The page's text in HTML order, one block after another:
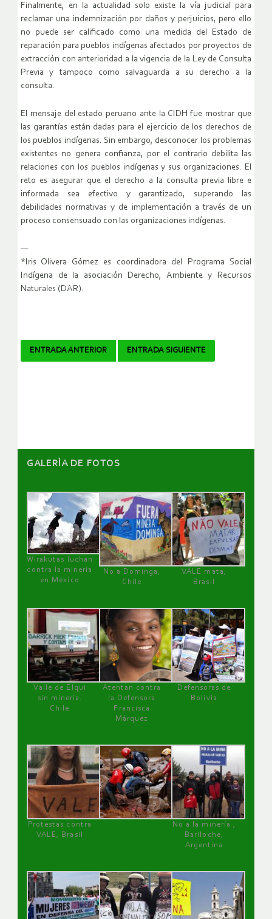
Finalmente, en la actualidad solo existe la vía judicial para
reclamar una indemnización por daños y perjuicios, pero ello
no puede ser calificado como una medida del Estado de
reparación para pueblos indígenas afectados por proyectos de
extracción con anterioridad a la vigencia de la Ley de Consulta
Previa y tampoco como salvaguarda a su derecho a la
consulta.
El mensaje del estado peruano ante la CIDH fue mostrar que
las garantías están dadas para el ejercicio de los derechos de
los pueblos indígenas. Sin embargo, desconocer los problemas
existentes no genera confianza, por el contrario debilita las
relaciones con los pueblos indígenas y sus organizaciones. El
reto es asegurar que el derecho a la consulta previa libre e
informada sea efectivo y garantizado, superando las
debilidades normativas y de implementación a través de un
proceso consensuado con las organizaciones indígenas.
—
*Iris Olivera Gómez es coordinadora del Programa Social
Indígena de la asociación Derecho, Ambiente y Recursos
Naturales (DAR).
Navegador
ENTRADA ANTERIOR ENTRADA SIGUIENTE
GALERÌA DE FOTOS
Wirakutas luchan
contra la minería
en México
No a Dominga,
Chile
VALE mata,
Brasil
Valle de Elqui
sin minería.
Chile
Atentan contra
la Defensora
Francisca
Márquez
Defensoras de
Bolivia
Protestas contra
VALE, Brasil
No a la minería ,
Bariloche,
Argentina